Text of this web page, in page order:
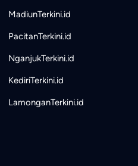
MadiunTerkini.id
PacitanTerkini.id
NganjukTerkini.id
KediriTerkini.id
LamonganTerkini.id